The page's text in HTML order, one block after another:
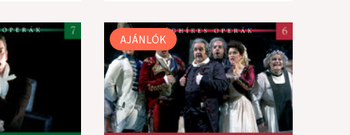
AJÁNLÓK